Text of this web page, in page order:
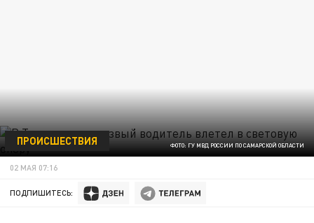
ФОТО: ГУ МВД РОССИИ ПО САМАРСКОЙ ОБЛАСТИ
ПРОИСШЕСТВИЯ
02 МАЯ 07:16
ПОДПИШИТЕСЬ: